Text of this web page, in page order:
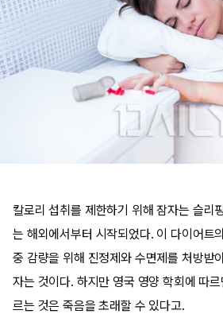
칼로리 섭취를 제한하기 위해 잠자는 슬리
는 해외에서부터 시작되었다. 이 다이어트
중 감량을 위해 진정제와 수면제를 처방받
자는 것이다. 하지만 영국 영양 학회에 따
르는 것은 죽음을 초래할 수 있다고.